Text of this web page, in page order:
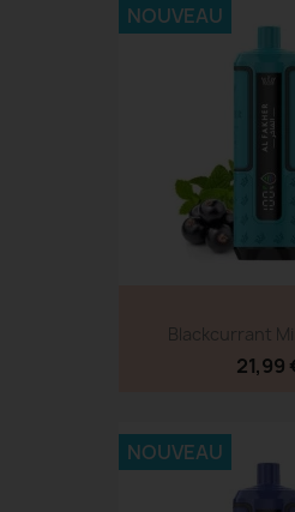
Blackcurrant
21,99
NOUVEAU
NOUVEAU